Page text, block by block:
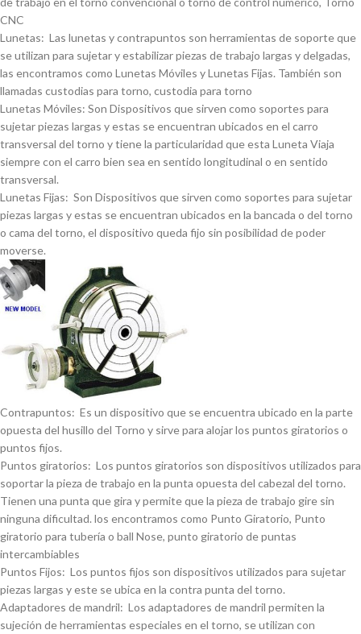
CNC
Lunetas: Las lunetas y contrapuntos son herramientas de soporte que
se utilizan para sujetar y estabilizar piezas de trabajo largas y delgadas,
las encontramos como Lunetas Móviles y Lunetas Fijas. También son
llamadas custodias para torno, custodia para torno
Lunetas Móviles: Son Dispositivos que sirven como soportes para
sujetar piezas largas y estas se encuentran ubicados en el carro
transversal del torno y tiene la particularidad que esta Luneta Viaja
siempre con el carro bien sea en sentido longitudinal o en sentido
transversal.
Lunetas Fijas: Son Dispositivos que sirven como soportes para sujetar
piezas largas y estas se encuentran ubicados en la bancada o del torno
o cama del torno, el dispositivo queda fijo sin posibilidad de poder
moverse.
Contrapuntos: Es un dispositivo que se encuentra ubicado en la parte
opuesta del husillo del Torno y sirve para alojar los puntos giratorios o
puntos fijos.
Puntos giratorios: Los puntos giratorios son dispositivos utilizados para
soportar la pieza de trabajo en la punta opuesta del cabezal del torno.
Tienen una punta que gira y permite que la pieza de trabajo gire sin
ninguna dificultad. los encontramos como Punto Giratorio, Punto
giratorio para tuberí­a o ball Nose, punto giratorio de puntas
intercambiables
Puntos Fijos: Los puntos fijos son dispositivos utilizados para sujetar
piezas largas y este se ubica en la contra punta del torno.
Adaptadores de mandril: Los adaptadores de mandril permiten la
sujeción de herramientas especiales en el torno, se utilizan con